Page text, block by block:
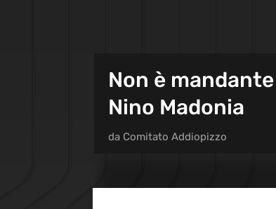
Non è
Nino Madonia
da Comitato Addiopizzo